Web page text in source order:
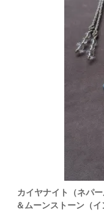
カイヤナイト（ネパ
＆ムーンストーン（